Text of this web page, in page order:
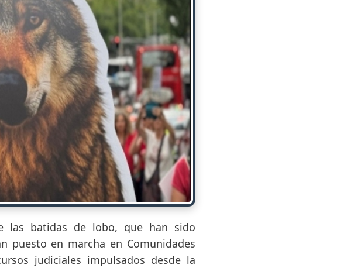
las batidas de lobo, que han sido
puesto en marcha en Comunidades
judiciales impulsados desde la